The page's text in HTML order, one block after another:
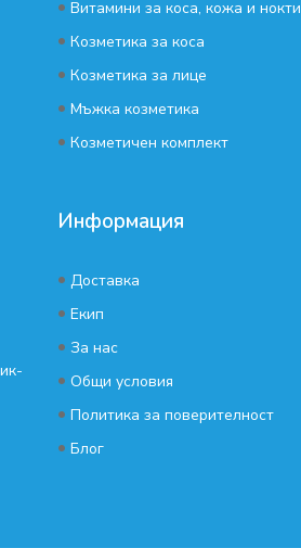
• Витамини за коса, кожа и нокти
• Козметика за коса
• Козметика за лице
• Мъжка козметика
• Козметичен комплект
Информация
• Доставка
• Екип
• За нас
• Общи условия
• Политика за поверителност
• Блог